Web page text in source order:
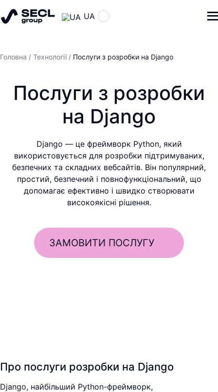
UA
Головна / Технології/ Послуги з розробки на Django
Послуги з розробки
на Django
Django — це фреймворк Python, який
використовується для розробки підтримуваних,
безпечних та складних вебсайтів. Він популярний,
простий, безпечний і повнофункціональний, що
допомагає ефективно і швидко створювати
високоякісні рішення.
ЗАМОВИТИ ПОСЛУГУ
Про послуги розробки на Django
Django, найбільший Python-фреймворк,